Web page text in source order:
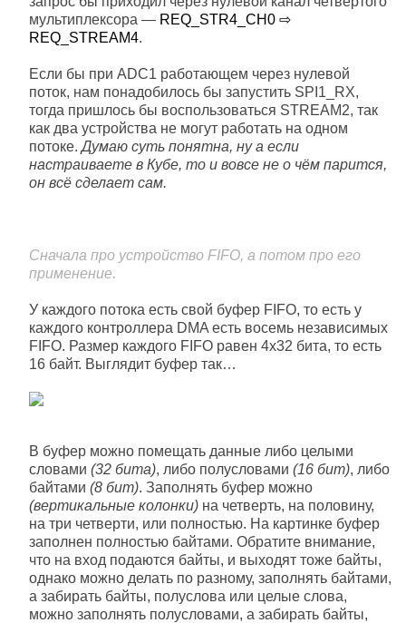
мультиплексора — REQ_STR4_CH0 ⇨
REQ_STREAM4.
Если бы при ADC1 работающем через нулевой
поток, нам понадобилось бы запустить SPI1_RX,
тогда пришлось бы воспользоваться STREAM2, так
как два устройства не могут работать на одном
потоке.Думаю суть понятна, ну а если
настраиваете в Кубе, то и вовсе не о чём парится,
он всё сделает сам.
Сначала про устройство FIFO, а потом про его
применение.
У каждого потока есть свой буфер FIFO, то есть у
каждого контроллера DMA есть восемь независимых
FIFO. Размер каждого FIFO равен 4х32 бита, то есть
16 байт. Выглядит буфер так…
В буфер можно помещать данные либо целыми
словами (32 бита), либо полусловами (16 бит), либо
байтами (8 бит). Заполнять буфер можно
(вертикальные колонки) на четверть, на половину,
на три четверти, или полностью. На картинке буфер
заполнен полностью байтами. Обратите внимание,
что на вход подаются байты, и выходят тоже байты,
однако можно делать по разному, заполнять байтами,
а забирать байты, полуслова или целые слова,
можно заполнять полусловами, а забирать байты,